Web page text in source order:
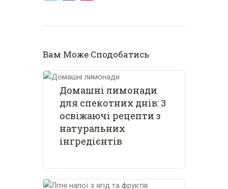
Вам Може Сподобатись
Домашні лимонади
для спекотних днів: 3
освіжаючі рецепти з
натуральних
інгредієнтів